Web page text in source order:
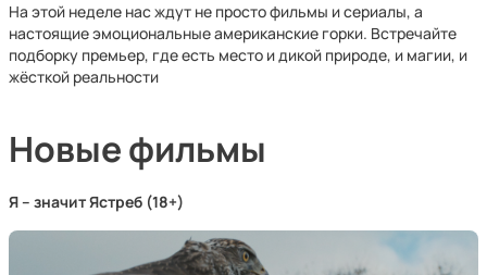
На этой неделе нас ждут не просто фильмы и сериалы, а
настоящие эмоциональные американские горки. Встречайте
подборку премьер, где есть место и дикой природе, и магии, и
жёсткой реальности
Новые фильмы
Я – значит Ястреб (18+)